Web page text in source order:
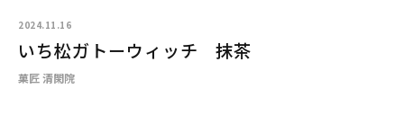
2024.11.16
いち松ガトーウィッチ 抹茶
菓匠 清閑院